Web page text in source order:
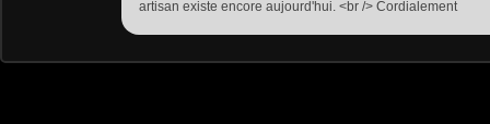
artisan existe encore aujourd'hui. <br /> Cordialement